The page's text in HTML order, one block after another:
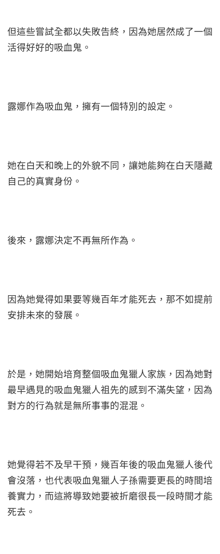
但這些嘗試全都以失敗告終，因為她居然成了一個
活得好好的吸血鬼。
露娜作為吸血鬼，擁有一個特別的設定。
她在白天和晚上的外貌不同，讓她能夠在白天隱藏
自己的真實身份。
後來，露娜決定不再無所作為。
因為她覺得如果要等幾百年才能死去，那不如提前
安排未來的發展。
於是，她開始培育整個吸血鬼獵人家族，因為她對
最早遇見的吸血鬼獵人祖先的感到不滿失望，因為
對方的行為就是無所事事的混混。
她覺得若不及早干預，幾百年後的吸血鬼獵人後代
會沒落，也代表吸血鬼獵人子孫需要更長的時間培
養實力，而這將導致她要被折磨很長一段時間才能
死去。